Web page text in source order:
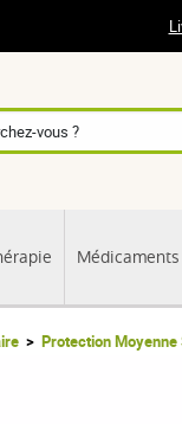
Médicaments
Protection Moyenne